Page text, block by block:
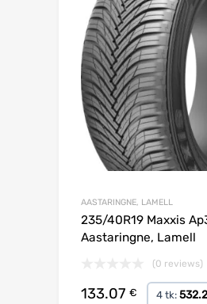
AASTARINGNE, LAMELL
235/40R19 Maxxis
Aastaringne, Lamell
(0 reviews)
133.07 € 4 tk: